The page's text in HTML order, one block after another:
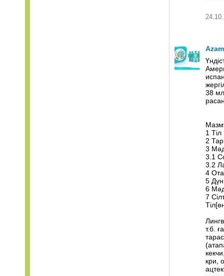
38
1 Тіл
2
3
3.1
3.2
4
5
6
7
т.б.
кри,